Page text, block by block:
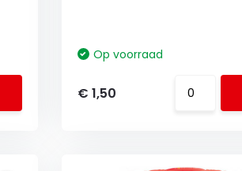
Op voorraad
€ 1,50